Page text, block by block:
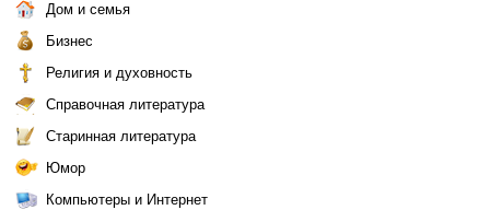
Дом и семья
Бизнес
Религия и духовность
Справочная литература
Старинная литература
Юмор
Компьютеры и Интернет